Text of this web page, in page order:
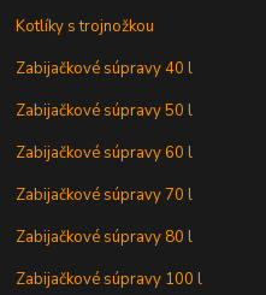
Kotlíky s trojnožkou
Zabijačkové súpravy 40 l
Zabijačkové súpravy 50 l
Zabijačkové súpravy 60 l
Zabijačkové súpravy 70 l
Zabijačkové súpravy 80 l
Zabijačkové súpravy 100 l